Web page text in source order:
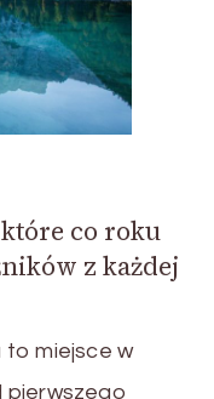
co roku
z każdej
to miejsce w
pierwszego